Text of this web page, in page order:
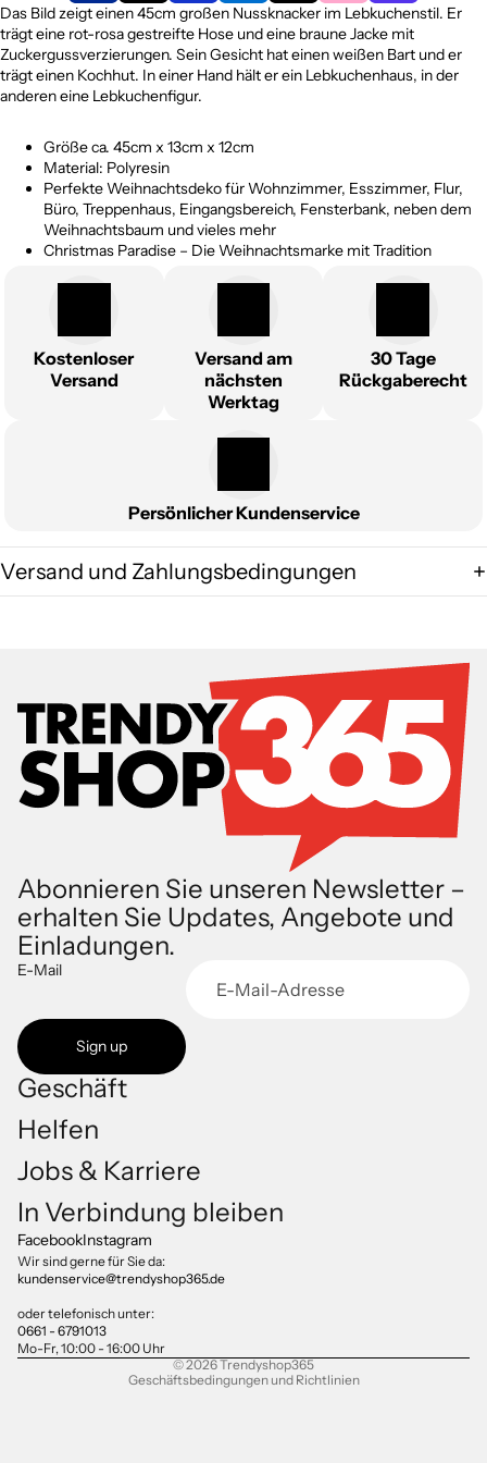
Das Bild zeigt einen 45cm großen Nussknacker im Lebkuchenstil. Er
trägt eine rot-rosa gestreifte Hose und eine braune Jacke mit
Zuckergussverzierungen. Sein Gesicht hat einen weißen Bart und er
trägt einen Kochhut. In einer Hand hält er ein Lebkuchenhaus, in der
anderen eine Lebkuchenfigur.
Größe ca. 45cm x 13cm x 12cm
Material: Polyresin
Perfekte Weihnachtsdeko für Wohnzimmer, Esszimmer, Flur,
Büro, Treppenhaus, Eingangsbereich, Fensterbank, neben dem
Weihnachtsbaum und vieles mehr
Christmas Paradise – Die Weihnachtsmarke mit Tradition
Kostenloser
Versand
Versand am
nächsten
Werktag
30 Tage
Rückgaberecht
Persönlicher Kundenservice
Versand und Zahlungsbedingungen
Abonnieren Sie unseren Newsletter –
erhalten Sie Updates, Angebote und
Einladungen.
E-Mail
Sign up
Geschäft
Helfen
Jobs & Karriere
In Verbindung bleiben
FacebookInstagram
Wir sind gerne für Sie da:
kundenservice@trendyshop365.de
oder telefonisch unter:
0661 - 6791013
Mo-Fr, 10:00 - 16:00 Uhr
© 2026Trendyshop365
Geschäftsbedingungen und Richtlinien
Impressum
Versand
AGB
Kontaktinformationen
Widerrufsrecht